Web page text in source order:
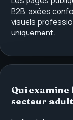
B2B, axées
visuels
uniquement.
Qui examine
secteur